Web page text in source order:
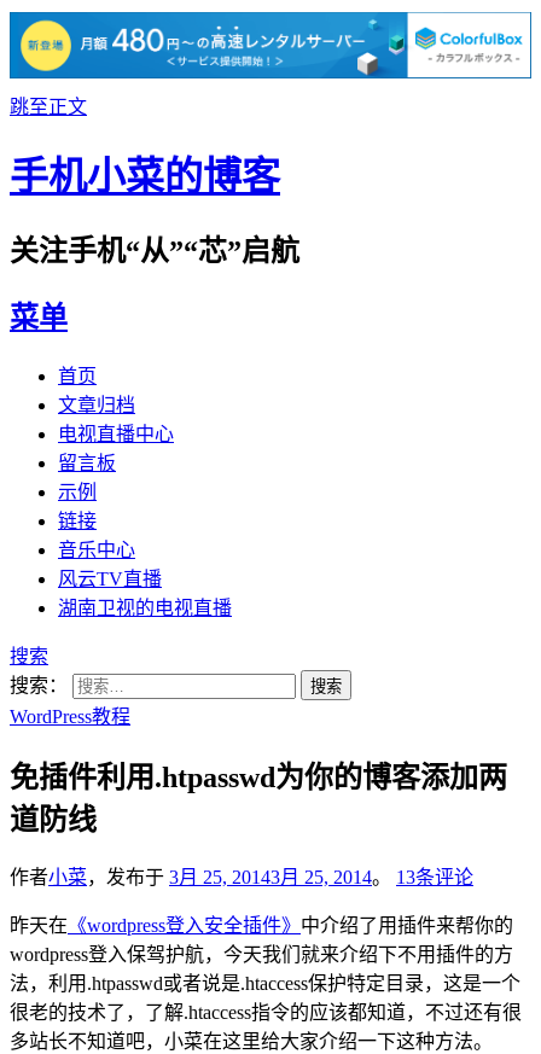
跳至正文
手机小菜的博客
关注手机“从”“芯”启航
菜单
首页
文章归档
电视直播中心
留言板
示例
链接
音乐中心
风云TV直播
湖南卫视的电视直播
搜索
搜索：
WordPress教程
免插件利用.htpasswd为你的博客添加两
道防线
作者小菜，发布于 3月 25, 20143月 25, 2014。 13条评论
昨天在 《wordpress登入安全插件》 中介绍了用插件来帮你的
wordpress登入保驾护航，今天我们就来介绍下不用插件的方
法，利用.htpasswd或者说是.htaccess保护特定目录，这是一个
很老的技术了，了解.htaccess指令的应该都知道，不过还有很
多站长不知道吧，小菜在这里给大家介绍一下这种方法。